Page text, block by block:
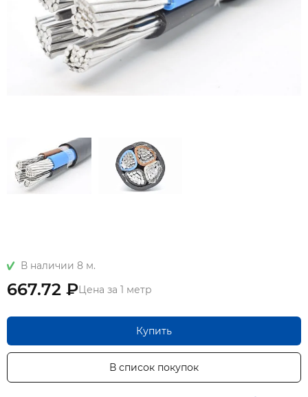
В наличии 8 м.
667.72 ₽Цена за 1 метр
Купить
В список покупок